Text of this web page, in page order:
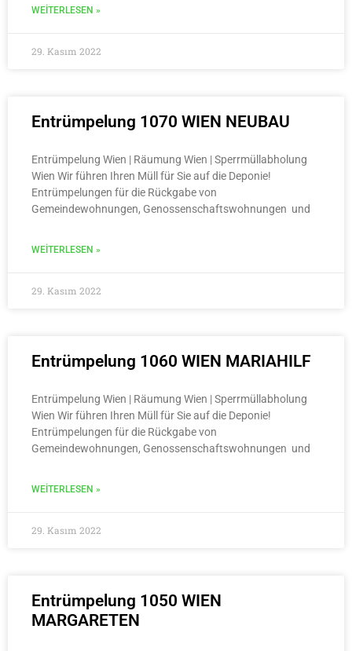
WEITERLESEN »
29. Kasım 2022
Entrümpelung 1070 WIEN NEUBAU
Entrümpelung Wien | Räumung Wien | Sperrmüllabholung
Wien Wir führen Ihren Müll für Sie auf die Deponie!
Entrümpelungen für die Rückgabe von
Gemeindewohnungen, Genossenschaftswohnungen und
WEITERLESEN »
29. Kasım 2022
Entrümpelung 1060 WIEN MARIAHILF
Entrümpelung Wien | Räumung Wien | Sperrmüllabholung
Wien Wir führen Ihren Müll für Sie auf die Deponie!
Entrümpelungen für die Rückgabe von
Gemeindewohnungen, Genossenschaftswohnungen und
WEITERLESEN »
29. Kasım 2022
Entrümpelung 1050 WIEN
MARGARETEN